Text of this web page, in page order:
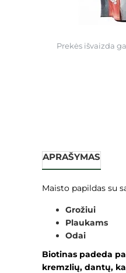
Prekės išvaizda
APRAŠYMAS
Maisto papildas su
Grožiui
Plaukams
Odai
Biotinas padeda
kremzlių, dantų,